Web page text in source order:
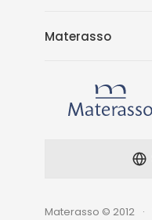
Materasso
Materasso © 2012